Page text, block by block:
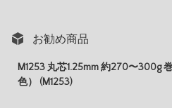
お勧め商品
M1253 丸芯1.25mm 約270〜300g
色） (M1253)